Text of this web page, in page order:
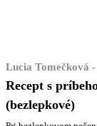
Lucia Tomečková
Recept s
(bezlepkové)